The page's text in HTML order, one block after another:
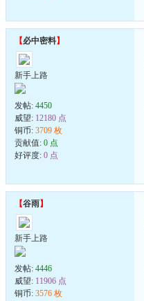
【必中密料】
新手上路
发帖: 4450
威望: 12180 点
铜币: 3709 枚
贡献值: 0 点
好评度: 0 点
【谷雨】
新手上路
发帖: 4446
威望: 11906 点
铜币: 3576 枚